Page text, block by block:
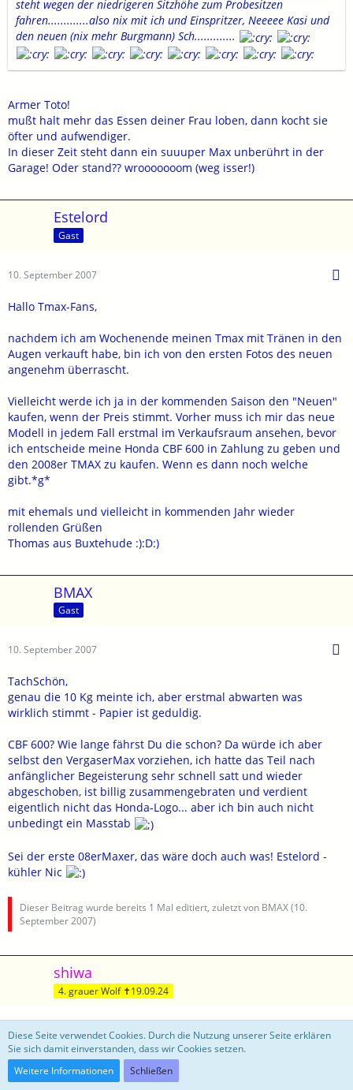
steht wegen der niedrigeren Sitzhöhe zum Probesitzen
fahren.............also nix mit ich und Einspritzer, Neeeee Kasi und
den neuen (nix mehr Burgmann) Sch.............
Armer Toto!
mußt halt mehr das Essen deiner Frau loben, dann kocht sie
öfter und aufwendiger.
In dieser Zeit steht dann ein suuuper Max unberührt in der
Garage! Oder stand?? wrooooooom (weg isser!)
Estelord
Gast
10. September 2007
Hallo Tmax-Fans,
nachdem ich am Wochenende meinen Tmax mit Tränen in den
Augen verkauft habe, bin ich von den ersten Fotos des neuen
angenehm überrascht.
Vielleicht werde ich ja in der kommenden Saison den "Neuen"
kaufen, wenn der Preis stimmt. Vorher muss ich mir das neue
Modell in jedem Fall erstmal im Verkaufsraum ansehen, bevor
ich entscheide meine Honda CBF 600 in Zahlung zu geben und
den 2008er TMAX zu kaufen. Wenn es dann noch welche
gibt.*g*
mit ehemals und vielleicht in kommenden Jahr wieder
rollenden Grüßen
Thomas aus Buxtehude :):D:)
BMAX
Gast
10. September 2007
TachSchön,
genau die 10 Kg meinte ich, aber erstmal abwarten was
wirklich stimmt - Papier ist geduldig.
CBF 600? Wie lange fährst Du die schon? Da würde ich aber
selbst den VergaserMax vorziehen, ich hatte das Teil nach
anfänglicher Begeisterung sehr schnell satt und wieder
abgeschoben, ist billig zusammengebraten und verdient
eigentlich nicht das Honda-Logo... aber ich bin auch nicht
unbedingt ein Masstab
Sei der erste 08erMaxer, das wäre doch auch was! Estelord -
kühler Nic
Dieser Beitrag wurde bereits 1 Mal editiert, zuletzt von BMAX (10.
September 2007)
shiwa
4. grauer Wolf ✝19.09.24
11. September 2007
Zitat
Diese Seite verwendet Cookies. Durch die Nutzung unserer Seite erklären
Sie sich damit einverstanden, dass wir Cookies setzen.
Weitere Informationen
Schließen